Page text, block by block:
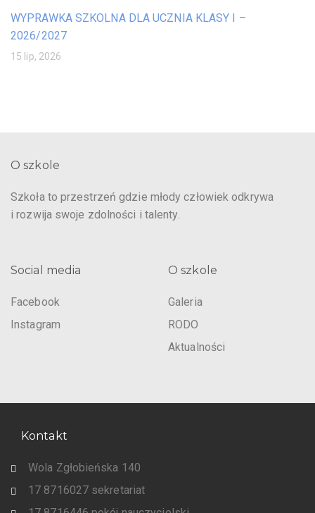
WYPRAWKA SZKOLNA DLA UCZNIA KLASY I –
2026/2027
15 lip, 2026
O szkole
Szkoła to przestrzeń gdzie młody człowiek odkrywa
i rozwija swoje zdolności i talenty.
Social media
Facebook
Instagram
O szkole
Galeria
RODO
Aktualności
Kontakt
Wola Zgłobieńska 140
17 8716027 sekretariat